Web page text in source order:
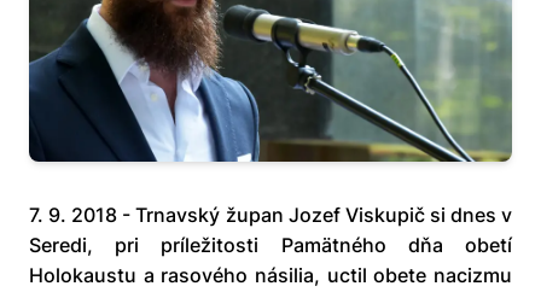
7. 9. 2018 - Trnavský župan Jozef Viskupič si dnes v
Seredi, pri príležitosti Pamätného dňa obetí
Holokaustu a rasového násilia, uctil obete nacizmu